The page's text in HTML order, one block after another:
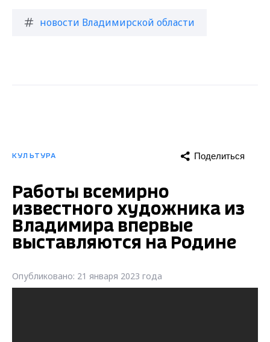
новости Владимирской области
КУЛЬТУРА Поделиться
Работы всемирно
известного художника из
Владимира впервые
выставляются на Родине
Опубликовано: 21 января 2023 года